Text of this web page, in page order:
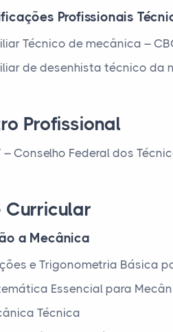
Profissionais
Técnico de mecânica –
de desenhista técnico da
Profissional
– Conselho Federal dos
Curricular
a Mecânica
e Trigonometria Básica
Essencial para
Técnica